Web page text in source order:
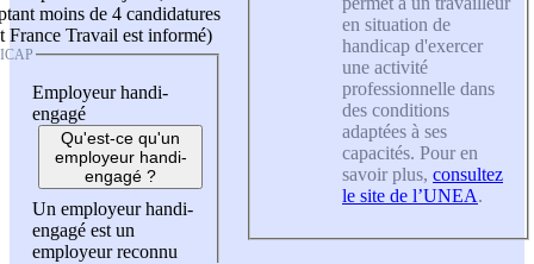
moins de 4 candidatures
France Travail est informé)
Employeur handi-
engagé
Qu'est-ce qu'un
employeur handi-
engagé ?
Un employeur handi-
engagé est un
employeur reconnu
en situation de
handicap d'exercer
une activité
professionnelle dans
des conditions
adaptées à ses
capacités. Pour en
savoir plus, consultez
le site de l’UNEA.